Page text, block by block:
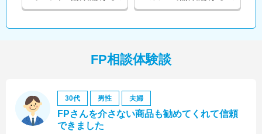
FP相談体験談
30代 男性 夫婦
FPさんを介さない商品も勧めてくれて信頼
できました